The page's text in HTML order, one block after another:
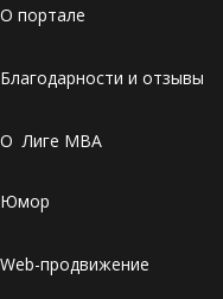
О портале
Благодарности и отзывы
О Лиге MBA
Юмор
Web-продвижение